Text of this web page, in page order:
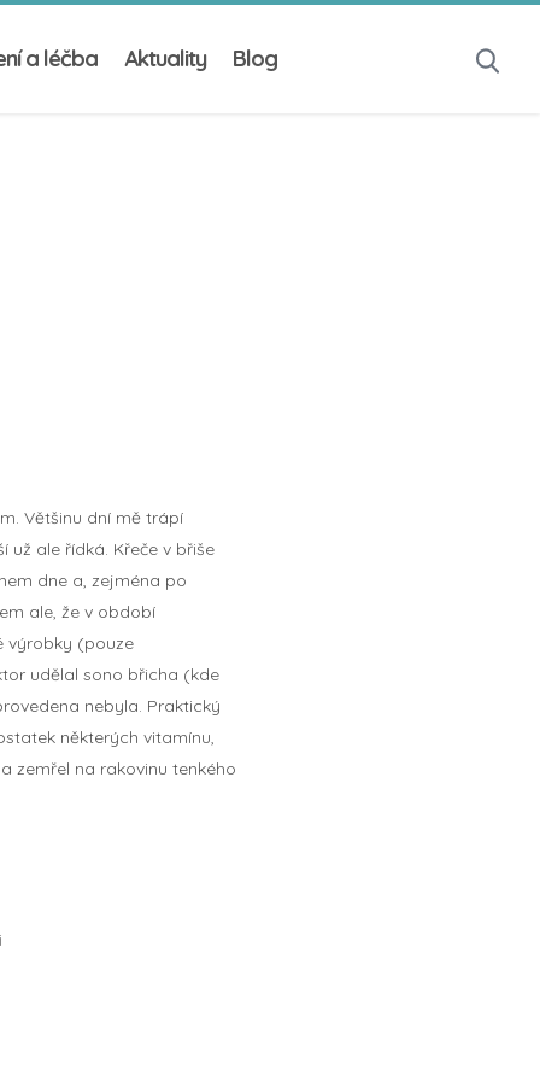
a léčba Aktuality Blog
Většinu dní mě trápí
ale řídká. Křeče v břiše
dne a, zejména po
ale, že v období
výrobky (pouze
udělal sono břicha (kde
nebyla. Praktický
některých vitamínu,
zemřel na rakovinu tenkého